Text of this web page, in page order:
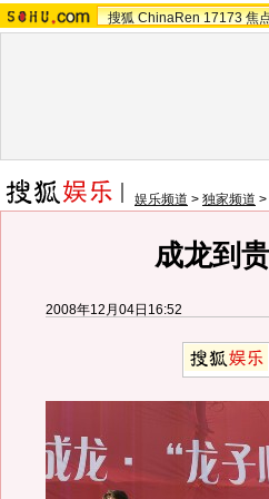
搜狐 ChinaRen 17173 焦
娱乐频道 > 独家频道 >
成龙到
2008年12月04日16:52